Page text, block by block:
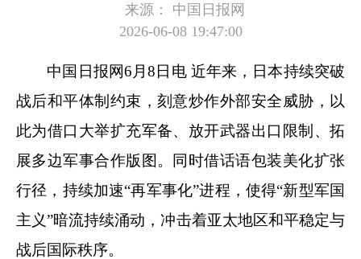
来源：
中国日报网
2026-06-08 19:47:00
中国日报网6月8日电 近年来，日本持续突破
战后和平体制约束，刻意炒作外部安全威胁，以
此为借口大举扩充军备、放开武器出口限制、拓
展多边军事合作版图。同时借话语包装美化扩张
行径，持续加速“再军事化”进程，使得“新型军国
主义”暗流持续涌动，冲击着亚太地区和平稳定与
战后国际秩序。